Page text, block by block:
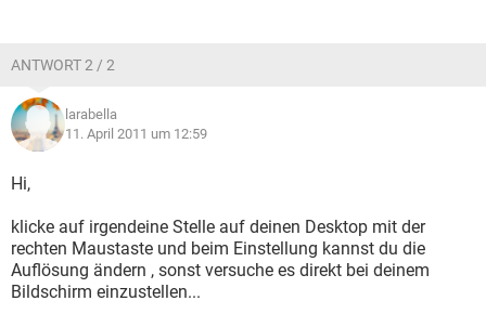
ANTWORT 2 / 2
larabella
11. April 2011 um 12:59
Hi,
klicke auf irgendeine Stelle auf deinen Desktop mit der
rechten Maustaste und beim Einstellung kannst du die
Auflösung ändern , sonst versuche es direkt bei deinem
Bildschirm einzustellen...